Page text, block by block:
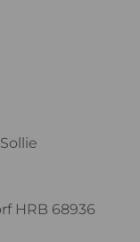
HRB 68936